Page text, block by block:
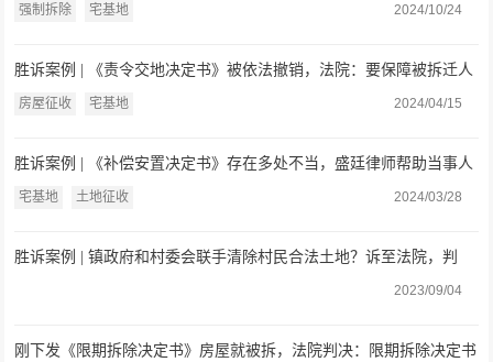
急避险为由强拆？
强制拆除 宅基地 2024/10/24
胜诉案例 | 《责令交地决定书》被依法撤销，法院：要保障被拆迁人
居住权利
房屋征收 宅基地 2024/04/15
胜诉案例 | 《补偿安置决定书》存在多处不当，盛廷律师帮助当事人
将其撤销
宅基地 土地征收 2024/03/28
胜诉案例 | 镇政府和村委会联手清除村民合法土地？诉至法院，判
2023/09/04
刚下发《限期拆除决定书》房屋就被拆，法院判决：限期拆除决定书